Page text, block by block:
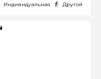
Индивидуальная
Другой